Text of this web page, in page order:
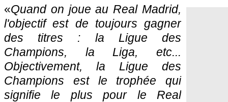
«Quand on joue au Real Madrid,
l'objectif est de toujours gagner
des titres : la Ligue des
Champions, la Liga, etc...
Objectivement, la Ligue des
Champions est le trophée qui
signifie le plus pour le Real